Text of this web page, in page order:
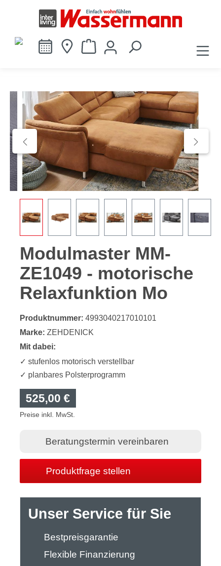
springen
Bildergalerie überspringen
Modulmaster MM-
ZE1049 - motorische
Relaxfunktion Mo
Produktnummer: 4993040217010101
Marke: ZEHDENICK
Mit dabei:
✓ stufenlos motorisch verstellbar
✓ planbares Polsterprogramm
525,00 €
Preise inkl. MwSt.
Beratungstermin vereinbaren
Produktfrage stellen
Unser Service für Sie
Bestpreisgarantie
Flexible Finanzierung